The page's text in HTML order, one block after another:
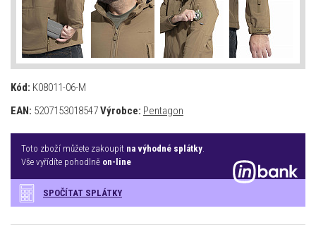
Kód: K08011-06-M
EAN: 5207153018547Výrobce: Pentagon
Toto zboží můžete zakoupit na výhodné splátky.
Vše vyřídíte pohodlně on-line
SPOČÍTAT SPLÁTKY